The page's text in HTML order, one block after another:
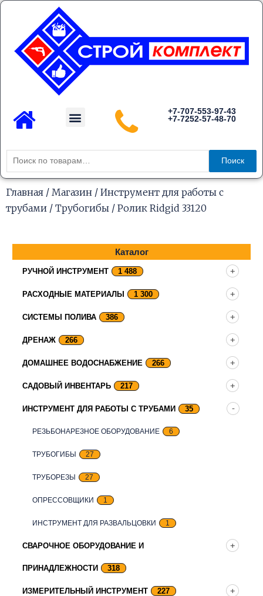
Перейти
содержимому
Menu
+7-707-553-97-43
+7-7252-57-48-70
Искать:
Поиск
Главная / Магазин / Инструмент для работы с
трубами / Трубогибы / Ролик Ridgid 33120
Каталог
РУЧНОЙ ИНСТРУМЕНТ 1 488
РАСХОДНЫЕ МАТЕРИАЛЫ 1 300
СИСТЕМЫ ПОЛИВА 386
ДРЕНАЖ 266
ДОМАШНЕЕ ВОДОСНАБЖЕНИЕ 266
САДОВЫЙ ИНВЕНТАРЬ 217
ИНСТРУМЕНТ ДЛЯ РАБОТЫ С ТРУБАМИ 35
РЕЗЬБОНАРЕЗНОЕ ОБОРУДОВАНИЕ 6
ТРУБОГИБЫ 27
ТРУБОРЕЗЫ 27
ОПРЕСCОВЩИКИ 1
ИНСТРУМЕНТ ДЛЯ РАЗВАЛЬЦОВКИ 1
СВАРОЧНОЕ ОБОРУДОВАНИЕ И
ПРИНАДЛЕЖНОСТИ 318
ИЗМЕРИТЕЛЬНЫЙ ИНСТРУМЕНТ 227